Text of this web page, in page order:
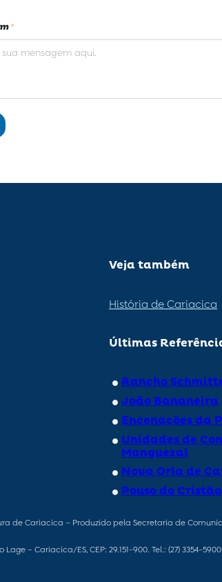
*
Veja também
História de Cariacica
Últimas
Rancho
João Bananeira
Encenações da
Unidades de
Manguezal
Nova Orla de
Pouso do Cristão
de Cariacica – Produzido pela Secretaria de
– Cariacica/ES, CEP: 29.151-900. Tel.: (27) 3354-5900